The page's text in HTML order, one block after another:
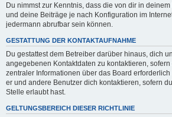
Du nimmst zur Kenntnis, dass die von dir in
und deine Beiträge je nach Konfiguration im
jedermann abrufbar sein können.
GESTATTUNG DER KONTAKTAUFNAHME
Du gestattest dem Betreiber darüber hinaus, dich
angegebenen Kontaktdaten zu kontaktieren,
zentraler Informationen über das Board
er und andere Benutzer dich kontaktieren, sofern
Stelle erlaubt hast.
GELTUNGSBEREICH DIESER RICHTLINIE